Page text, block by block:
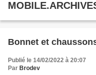
Bonnet et
Publié le 14/02/2022 à 20:07
Par Brodev